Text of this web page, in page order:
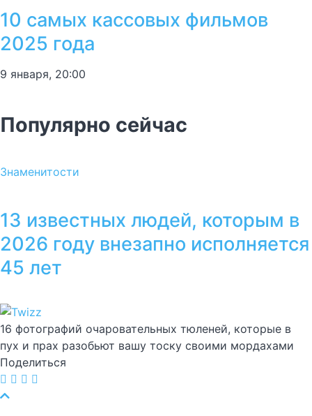
10 самых кассовых фильмов
2025 года
9 января, 20:00
Популярно сейчас
Знаменитости
13 известных людей, которым в
2026 году внезапно исполняется
45 лет
16 фотографий очаровательных тюленей, которые в
пух и прах разобьют вашу тоску своими мордахами
Поделиться